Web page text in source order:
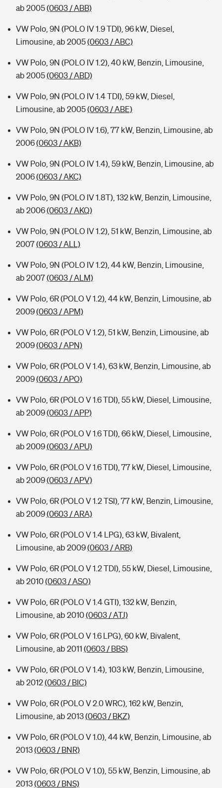
ab 2005(0603 / ABB)
VW Polo, 9N (POLO IV 1.9 TDI), 96 kW, Diesel,
Limousine, ab 2005(0603 / ABC)
VW Polo, 9N (POLO IV 1.2), 40 kW, Benzin, Limousine,
ab 2005(0603 / ABD)
VW Polo, 9N (POLO IV 1.4 TDI), 59 kW, Diesel,
Limousine, ab 2005(0603 / ABE)
VW Polo, 9N (POLO IV 1.6), 77 kW, Benzin, Limousine, ab
2006(0603 / AKB)
VW Polo, 9N (POLO IV 1.4), 59 kW, Benzin, Limousine, ab
2006(0603 / AKC)
VW Polo, 9N (POLO IV 1.8T), 132 kW, Benzin, Limousine,
ab 2006(0603 / AKQ)
VW Polo, 9N (POLO IV 1.2), 51 kW, Benzin, Limousine, ab
2007(0603 / ALL)
VW Polo, 9N (POLO IV 1.2), 44 kW, Benzin, Limousine,
ab 2007(0603 / ALM)
VW Polo, 6R (POLO V 1.2), 44 kW, Benzin, Limousine, ab
2009(0603 / APM)
VW Polo, 6R (POLO V 1.2), 51 kW, Benzin, Limousine, ab
2009(0603 / APN)
VW Polo, 6R (POLO V 1.4), 63 kW, Benzin, Limousine, ab
2009(0603 / APO)
VW Polo, 6R (POLO V 1.6 TDI), 55 kW, Diesel, Limousine,
ab 2009(0603 / APP)
VW Polo, 6R (POLO V 1.6 TDI), 66 kW, Diesel, Limousine,
ab 2009(0603 / APU)
VW Polo, 6R (POLO V 1.6 TDI), 77 kW, Diesel, Limousine,
ab 2009(0603 / APV)
VW Polo, 6R (POLO V 1.2 TSI), 77 kW, Benzin, Limousine,
ab 2009(0603 / ARA)
VW Polo, 6R (POLO V 1.4 LPG), 63 kW, Bivalent,
Limousine, ab 2009(0603 / ARB)
VW Polo, 6R (POLO V 1.2 TDI), 55 kW, Diesel, Limousine,
ab 2010(0603 / ASO)
VW Polo, 6R (POLO V 1.4 GTI), 132 kW, Benzin,
Limousine, ab 2010(0603 / ATJ)
VW Polo, 6R (POLO V 1.6 LPG), 60 kW, Bivalent,
Limousine, ab 2011 (0603 / BBS)
VW Polo, 6R (POLO V 1.4), 103 kW, Benzin, Limousine,
ab 2012(0603 / BIC)
VW Polo, 6R (POLO V 2.0 WRC), 162 kW, Benzin,
Limousine, ab 2013(0603 / BKZ)
VW Polo, 6R (POLO V 1.0), 44 kW, Benzin, Limousine, ab
2013(0603 / BNR)
VW Polo, 6R (POLO V 1.0), 55 kW, Benzin, Limousine, ab
2013(0603 / BNS)